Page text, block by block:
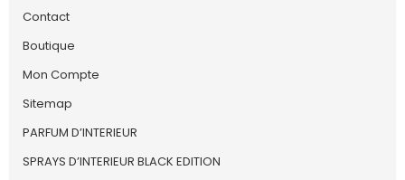
Contact
Boutique
Mon Compte
Sitemap
PARFUM D’INTERIEUR
SPRAYS D’INTERIEUR BLACK EDITION